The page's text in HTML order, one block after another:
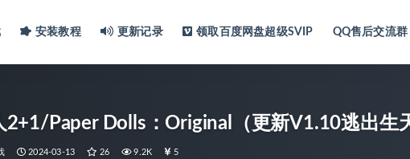
安装教程 更新记录 领取百度网盘超级SVIP QQ售后交流群
2+1/Paper Dolls：Original（更新V1.10逃出生
2024-03-13 26 9.2K 5